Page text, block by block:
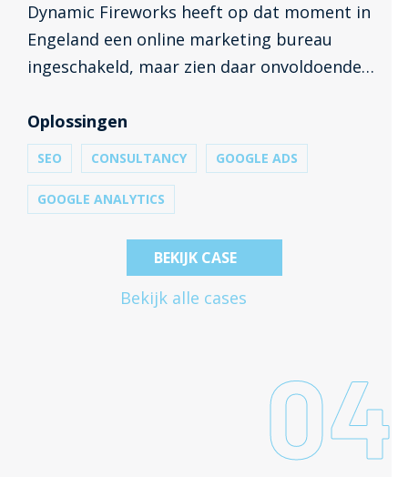
Dynamic Fireworks heeft op dat moment in
Engeland een online marketing bureau
ingeschakeld, maar zien daar onvoldoende
de opdracht om de online marketing over te
nemen wat leidt tot mooie resultaten.
Oplossingen
SEO CONSULTANCY GOOGLE ADS
GOOGLE ANALYTICS
BEKIJK CASE
Bekijk alle cases
04